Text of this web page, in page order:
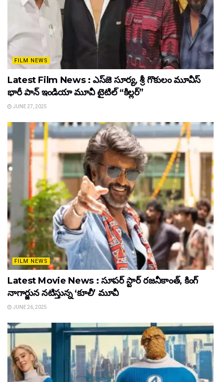
FILM NEWS
Latest Film News : ఎస్‌జె సూర్య, శ్రీ గొకులం మూవీస్‌
భారీ పాన్‌ ఇండియా మూవీ టైటిల్ “కిల్లర్”
JUNE 27, 2025
FILM NEWS
Latest Movie News : సూపర్ స్టార్ రజనీకాంత్, కింగ్
నాగార్జున నటిస్తున్న ‘కూలీ’ మూవీ
JUNE 26, 2025